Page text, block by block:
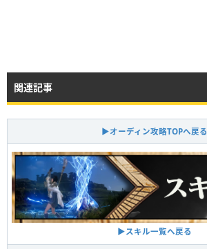
関連記事
▶オーディン攻略TOPへ戻る
▶スキル一覧へ戻る